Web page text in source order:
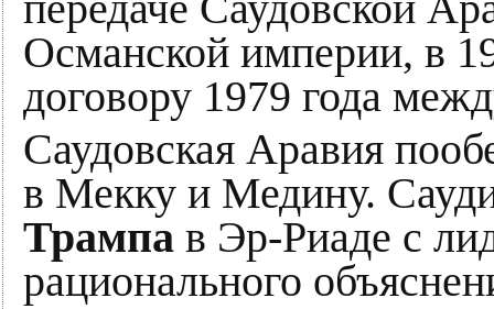
Османской империи, в
договору 1979 года
Саудовская Аравия
в Мекку и Медину.
Трампа в Эр-Риаде с
рационального